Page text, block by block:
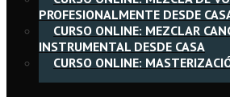
PROFESIONALMENTE DESDE
CURSO ONLINE: MEZCLAR
INSTRUMENTAL DESDE CASA
CURSO ONLINE: